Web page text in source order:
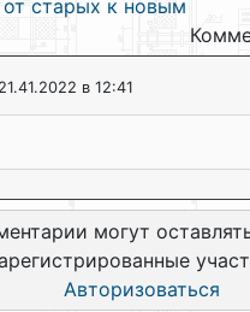
от старых к новым
в 12:41
могут
Авторизоваться